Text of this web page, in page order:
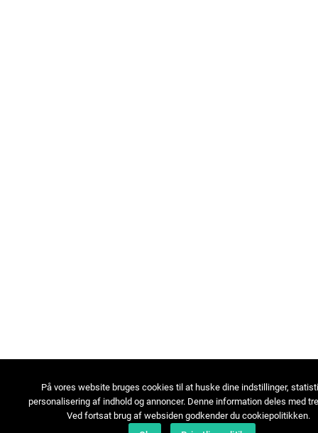
På vores website bruges cookies til at huske dine indstillinger,
personalisering af indhold og annoncer. Denne information deles med
Ved fortsat brug af websiden godkender du cookiepolitikken.